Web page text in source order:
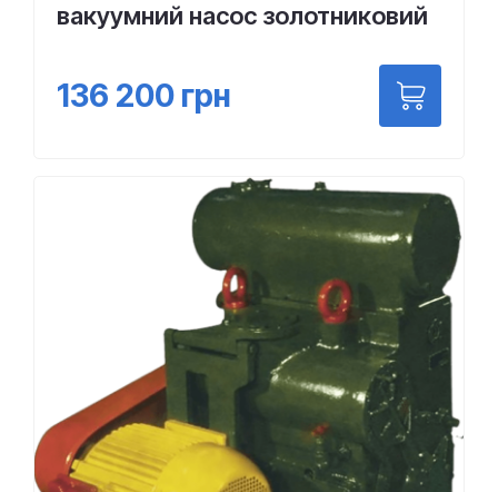
вакуумний насос золотниковий
136 200 грн